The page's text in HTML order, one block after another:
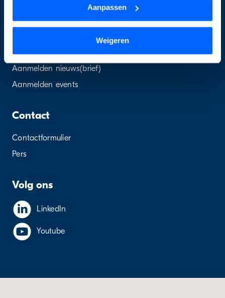
We werken samen met9 derdendie uw gegevens
Aanpassen
Weigeren
Aanmelden nieuws(brief)
Aanmelden events
Contact
Contactformulier
Pers
Volg ons
LinkedIn
Youtube